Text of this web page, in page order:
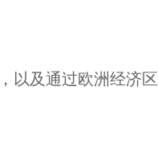
及通过欧洲经济区